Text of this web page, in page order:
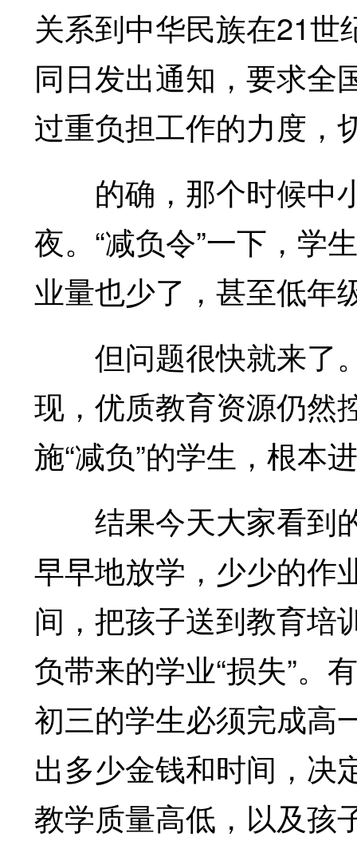
关系到中华民族在21
同日发出通知，要求全
过重负担工作的力度，
的确，那个时候中
夜。“减负令”一下，学
业量也少了，甚至低年
但问题很快就来了。
现，优质教育资源仍然
施“减负”的学生，根本
结果今天大家看到的
早早地放学，少少的作
间，把孩子送到教育培
负带来的学业“损失”。
初三的学生必须完成高
出多少金钱和时间，决
教学质量高低，以及孩